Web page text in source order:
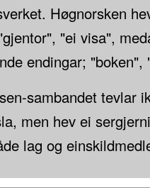
Høgnorsken
"ei visa",
endingar; "boken",
sambandet tevlar
men hev ei
lag og